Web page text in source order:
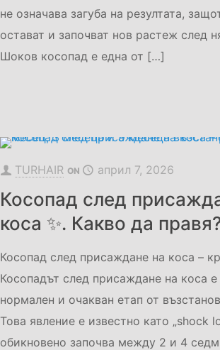
не означава загуба на резултата,
остават и започват нов растеж след
Шоков косопад е една от […]
TURHAIR ON април 7, 2026
Косопад след
коса ✨. Какво да
Косопад след присаждане на коса –
Косопадът след присаждане на коса е
нормален и очакван етап от
Това явление е известно като „shock
обикновено започва между 2 и 4